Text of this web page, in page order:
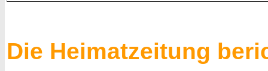
Die Heimatzeitung